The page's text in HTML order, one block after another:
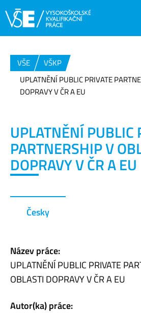
VŠE
VŠKP
UPLATNĚNÍ PUBLIC PRIVATE
DOPRAVY V ČR A EU
UPLATNĚNÍ PUBLIC
PARTNERSHIP V
DOPRAVY V ČR A EU
Česky
Název práce:
UPLATNĚNÍ PUBLIC PRIVATE
OBLASTI DOPRAVY V ČR A EU
Autor(ka) práce: